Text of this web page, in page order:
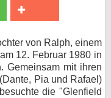
von Ralph, einem
12. Februar 1980 in
Gemeinsam mit ihren
Pia und Rafael)
die "Glenfield